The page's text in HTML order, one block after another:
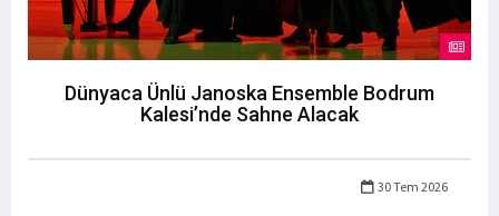
Dünyaca Ünlü Janoska Ensemble Bodrum
Kalesi’nde Sahne Alacak
30 Tem 2026